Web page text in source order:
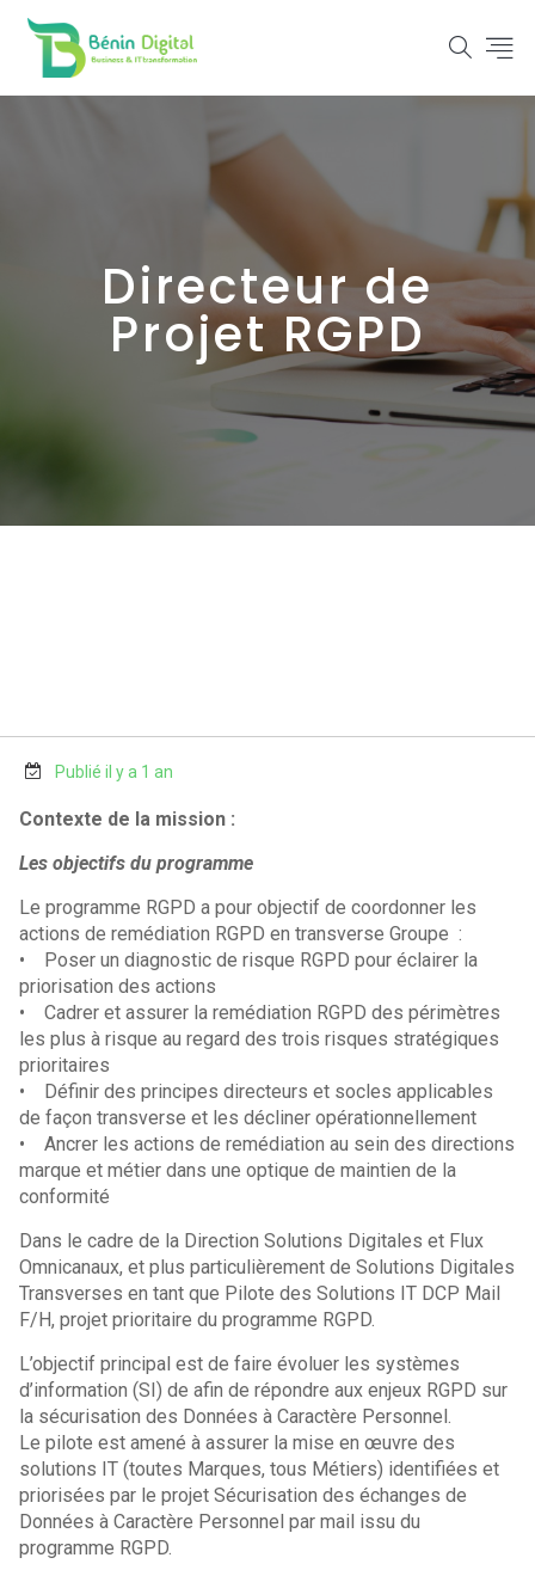
Directeur de
Projet RGPD
Publié il y a 1 an
Contexte de la mission :
Les objectifs du programme
Le programme RGPD a pour objectif de coordonner les
actions de remédiation RGPD en transverse Groupe :
• Poser un diagnostic de risque RGPD pour éclairer la
priorisation des actions
• Cadrer et assurer la remédiation RGPD des périmètres
les plus à risque au regard des trois risques stratégiques
prioritaires
• Définir des principes directeurs et socles applicables
de façon transverse et les décliner opérationnellement
• Ancrer les actions de remédiation au sein des directions
marque et métier dans une optique de maintien de la
conformité
Dans le cadre de la Direction Solutions Digitales et Flux
Omnicanaux, et plus particulièrement de Solutions Digitales
Transverses en tant que Pilote des Solutions IT DCP Mail
F/H, projet prioritaire du programme RGPD.
L’objectif principal est de faire évoluer les systèmes
d’information (SI) de afin de répondre aux enjeux RGPD sur
la sécurisation des Données à Caractère Personnel.
Le pilote est amené à assurer la mise en œuvre des
solutions IT (toutes Marques, tous Métiers) identifiées et
priorisées par le projet Sécurisation des échanges de
Données à Caractère Personnel par mail issu du
programme RGPD.